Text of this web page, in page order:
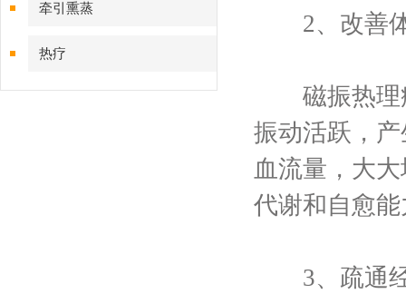
牵引熏蒸
热疗
2、改善体
磁振热理疗
振动活跃，
血流量，大
代谢和自愈
3、疏通经